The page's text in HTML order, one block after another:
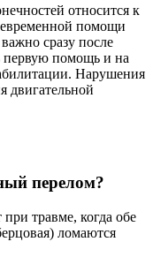
относится к
помощи
сразу после
первую помощь и на
Нарушения
двигательной
перелом?
травме, когда обе
ломаются